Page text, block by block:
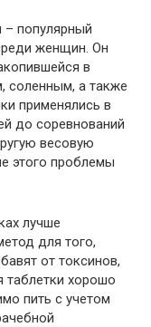
– популярный
женщин. Он
в
соленным, а также
применялись в
до соревнований
весовую
этого проблемы
лучше
для того,
от токсинов,
таблетки хорошо
пить с учетом